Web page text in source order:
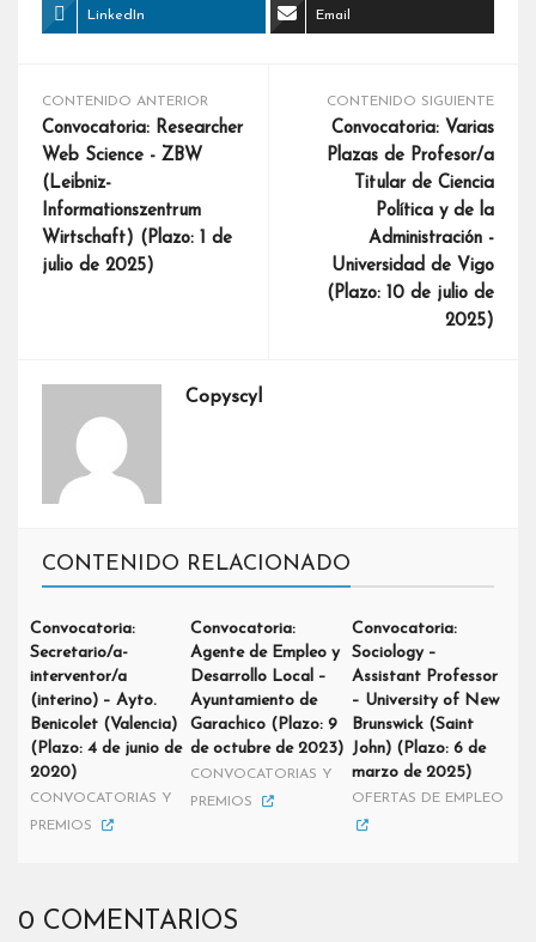
LinkedIn Email
CONTENIDO ANTERIOR
Convocatoria: Researcher
Web Science - ZBW
(Leibniz-
Informationszentrum
Wirtschaft) (Plazo: 1 de
julio de 2025)
CONTENIDO SIGUIENTE
Convocatoria: Varias
Plazas de Profesor/a
Titular de Ciencia
Política y de la
Administración -
Universidad de Vigo
(Plazo: 10 de julio de
2025)
Copyscyl
CONTENIDO RELACIONADO
Convocatoria:
Secretario/a-
interventor/a
(interino) – Ayto.
Benicolet (Valencia)
(Plazo: 4 de junio de
2020)
CONVOCATORIAS Y
PREMIOS
Convocatoria:
Agente de Empleo y
Desarrollo Local –
Ayuntamiento de
Garachico (Plazo: 9
de octubre de 2023)
CONVOCATORIAS Y
PREMIOS
Convocatoria:
Sociology –
Assistant Professor
– University of New
Brunswick (Saint
John) (Plazo: 6 de
marzo de 2025)
OFERTAS DE EMPLEO
0 COMENTARIOS